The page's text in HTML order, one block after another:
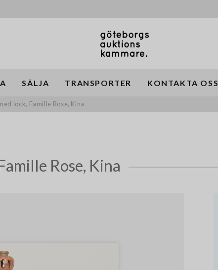
SÄLJA TRANSPORTER KONTAKTA OSS
lock, Famille Rose, Kina
Rose, Kina